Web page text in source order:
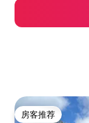
房客推荐
房客推荐